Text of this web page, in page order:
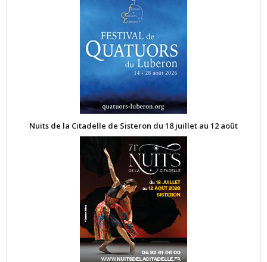
Nuits de la Citadelle de Sisteron du 18 juillet au 12 août